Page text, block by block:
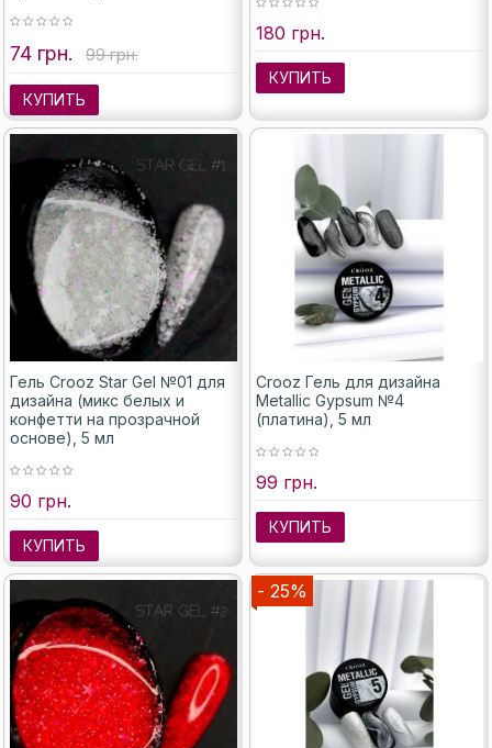
74 грн. 99 грн.
КУПИТЬ
180 грн.
КУПИТЬ
Гель Crooz Star Gel №01 для
дизайна (микс белых и
конфетти на прозрачной
основе), 5 мл
90 грн.
КУПИТЬ
Crooz Гель для дизайна
Metallic Gypsum №4
(платина), 5 мл
99 грн.
КУПИТЬ
- 25%